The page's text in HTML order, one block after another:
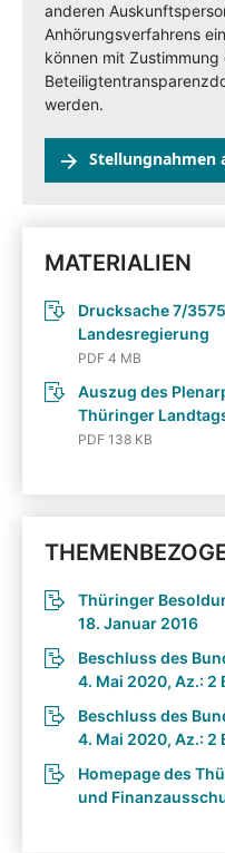
anderen
Anhörungsverfahrens
können mit
werden.
Stellungnahmen
MATERIALIEN
Drucksache 7/
Landesregierung
PDF 4 MB
Auszug des
Thüringer
PDF 138 KB
Thüringer
18. Januar 2016
Beschluss des
4. Mai 2020, Az.: 2
Beschluss des
4. Mai 2020, Az.: 2
Homepage des
und